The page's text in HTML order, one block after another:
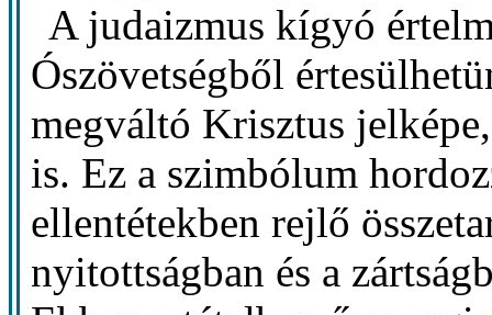
A judaizmus kígyó
Ószövetségből
megváltó Krisztus
is. Ez a szimbólum
ellentétekben rejlő
nyitottságban és a